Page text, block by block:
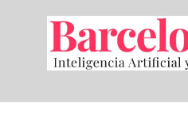
contenido